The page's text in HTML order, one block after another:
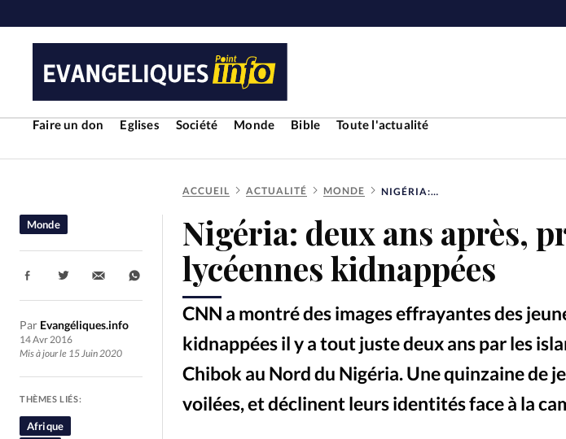
Faire un don Eglises Société Monde Bible
Toute l'actualité
RUBRIQUES
Toute l'actualité Bible
Culture
Economie
Eglises
Laicité
Liberté religieuse
Mission
Monde
People
Politique Religions Société
ACCUEIL ACTUALITÉ MONDE NIGÉRIA: DEUX ANS APRÈS, PREUVE DE VIE DES LYCÉENNES KIDNAPPÉES
Nigéria: deux ans après,
lycéennes kidnappées
CNN a montré des images effrayantes des
kidnappées il y a tout juste deux ans par les
Chibok au Nord du Nigéria. Une quinzaine de
voilées, et déclinent leurs identités face à la
Monde
Par Evangéliques.info
14 Avr 2016
Mis à jour le 15 Juin 2020
Partager:
THÈMES LIÉS:
Afrique